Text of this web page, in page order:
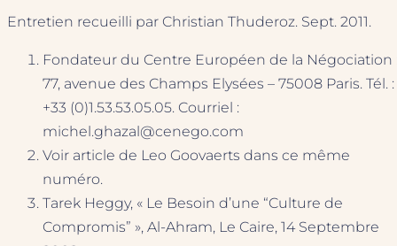
Entretien recueilli par Christian Thuderoz. Sept. 2011.
Fondateur du Centre Européen de la Négociation
77, avenue des Champs Elysées – 75008 Paris. Tél. :
+33 (0)1.53.53.05.05. Courriel :
michel.ghazal@cenego.com
Voir article de Leo Goovaerts dans ce même
numéro.
Tarek Heggy, « Le Besoin d’une “Culture de
Compromis” », Al-Ahram, Le Caire, 14 Septembre